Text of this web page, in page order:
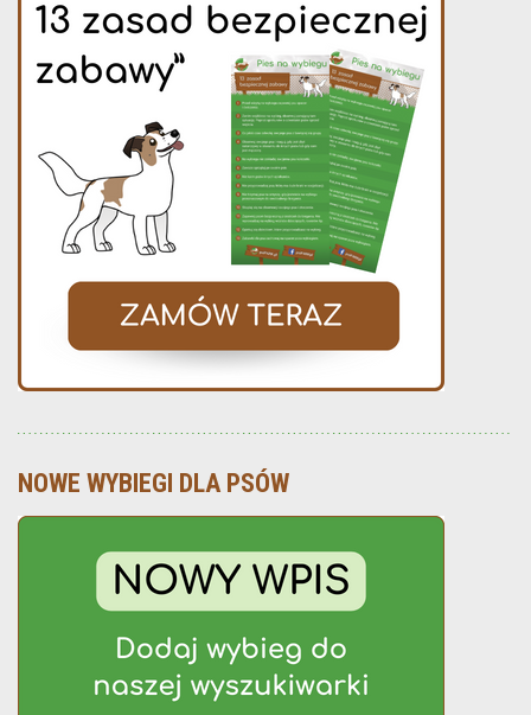
NOWE WYBIEGI DLA PSÓW